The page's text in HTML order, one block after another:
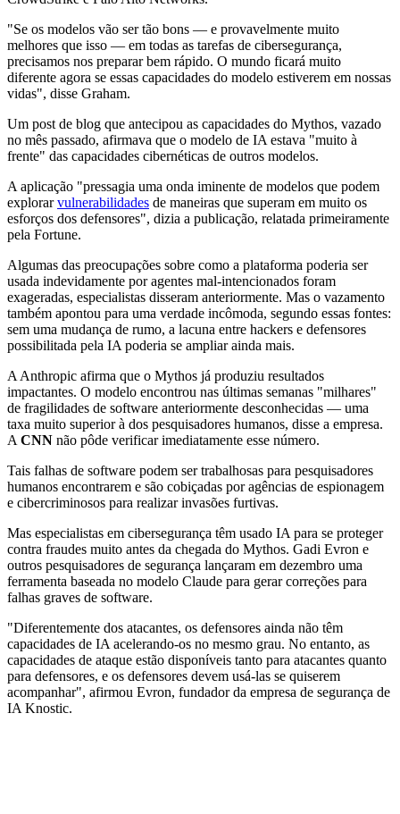
"Se os modelos vão ser tão bons — e provavelmente muito
melhores que isso — em todas as tarefas de cibersegurança,
precisamos nos preparar bem rápido. O mundo ficará muito
diferente agora se essas capacidades do modelo estiverem em nossas
vidas", disse Graham.
Um post de blog que antecipou as capacidades do Mythos, vazado
no mês passado, afirmava que o modelo de IA estava "muito à
frente" das capacidades cibernéticas de outros modelos.
A aplicação "pressagia uma onda iminente de modelos que podem
explorarvulnerabilidades de maneiras que superam em muito os
esforços dos defensores", dizia a publicação, relatada primeiramente
pela Fortune.
Algumas das preocupações sobre como a plataforma poderia ser
usada indevidamente por agentes mal-intencionados foram
exageradas, especialistas disseram anteriormente. Mas o vazamento
também apontou para uma verdade incômoda, segundo essas fontes:
sem uma mudança de rumo, a lacuna entre hackers e defensores
possibilitada pela IA poderia se ampliar ainda mais.
A Anthropic afirma que o Mythos já produziu resultados
impactantes. O modelo encontrou nas últimas semanas "milhares"
de fragilidades de software anteriormente desconhecidas — uma
taxa muito superior à dos pesquisadores humanos, disse a empresa.
A CNN não pôde verificar imediatamente esse número.
Tais falhas de software podem ser trabalhosas para pesquisadores
humanos encontrarem e são cobiçadas por agências de espionagem
e cibercriminosos para realizar invasões furtivas.
Mas especialistas em cibersegurança têm usado IA para se proteger
contra fraudes muito antes da chegada do Mythos. Gadi Evron e
outros pesquisadores de segurança lançaram em dezembro uma
ferramenta baseada no modelo Claude para gerar correções para
falhas graves de software.
"Diferentemente dos atacantes, os defensores ainda não têm
capacidades de IA acelerando-os no mesmo grau. No entanto, as
capacidades de ataque estão disponíveis tanto para atacantes quanto
para defensores, e os defensores devem usá-las se quiserem
acompanhar", afirmou Evron, fundador da empresa de segurança de
IA Knostic.